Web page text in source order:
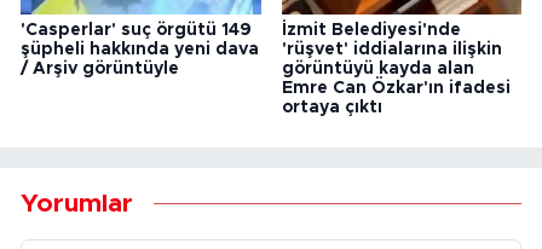
'Casperlar' suç örgütü 149
şüpheli hakkında yeni dava
/ Arşiv görüntüyle
İzmit Belediyesi'nde
'rüşvet' iddialarına ilişkin
görüntüyü kayda alan
Emre Can Özkar'ın ifadesi
ortaya çıktı
Yorumlar